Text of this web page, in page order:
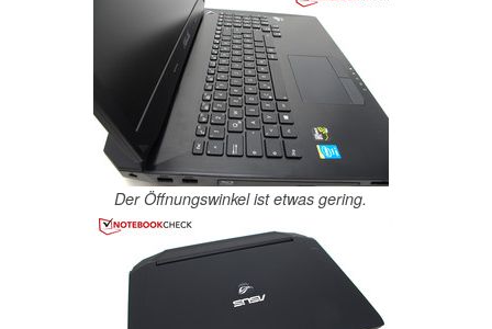
Der Öffnungswinkel ist etwas gering.